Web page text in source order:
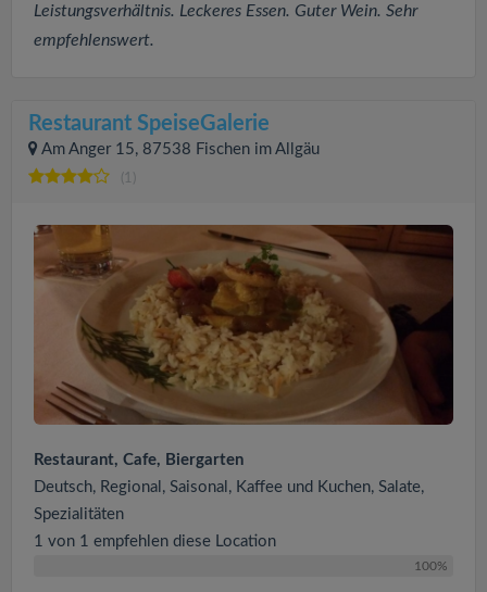
Leistungsverhältnis. Leckeres Essen. Guter Wein. Sehr
empfehlenswert.
Restaurant SpeiseGalerie
Am Anger 15, 87538 Fischen im Allgäu
(1)
Restaurant, Cafe, Biergarten
Deutsch, Regional, Saisonal, Kaffee und Kuchen, Salate,
Spezialitäten
1 von 1 empfehlen diese Location
100%